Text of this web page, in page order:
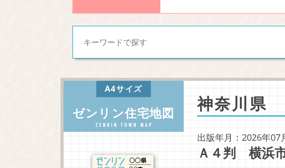
A4サイズ
ゼンリン住宅地図 神奈川県
出版年月：2026年07
Ａ４判 横浜